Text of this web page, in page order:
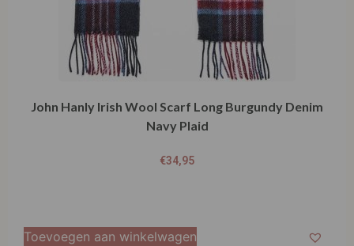
John Hanly Irish Wool Scarf Long Burgundy Denim
Navy Plaid
€34,95
Toevoegen aan winkelwagen